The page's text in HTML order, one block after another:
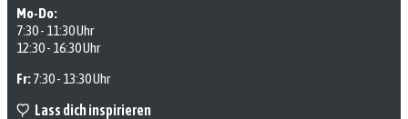
Mo-Do:
7:30 - 11:30 Uhr
12:30 - 16:30 Uhr
Fr:7:30 - 13:30 Uhr
Lass dich inspirieren